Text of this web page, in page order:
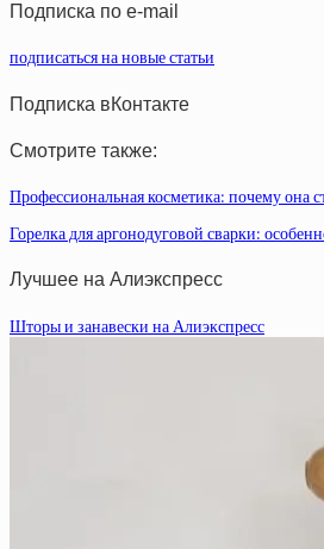
Подписка по e-mail
подписаться на новые статьи
Подписка вКонтакте
Смотрите также:
Профессиональная косметика: почему она
Горелка для аргонодуговой сварки:
Лучшее на Алиэкспресс
Шторы и занавески на Алиэкспресс